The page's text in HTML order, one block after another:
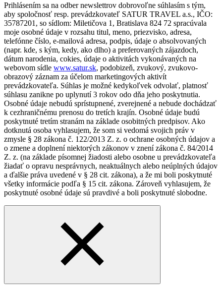
Prihlásením sa na odber newslettrov dobrovoľne súhlasím s tým,
aby spoločnosť resp. prevádzkovateľ SATUR TRAVEL a.s., IČO:
35787201, so sídlom: Miletičova 1, Bratislava 824 72 spracúvala
moje osobné údaje v rozsahu titul, meno, priezvisko, adresa,
telefónne číslo, e-mailová adresa, podpis, údaje o absolvovaných
(napr. kde, s kým, kedy, ako dlho) a preferovaných zájazdoch,
dátum narodenia, cokies, údaje o aktivitách vykonávaných na
webovom sídle www.satur.sk, podobizeň, zvukový, zvukovo-
obrazový záznam za účelom marketingových aktivít
prevádzkovateľa. Súhlas je možné kedykoľvek odvolať, platnosť
súhlasu zanikne po uplynutí 3 rokov odo dňa jeho poskytnutia.
Osobné údaje nebudú sprístupnené, zverejnené a nebude dochádzať
k cezhraničnému prenosu do tretích krajín. Osobné údaje budú
poskytnuté tretím stranám na základe osobitných predpisov. Ako
dotknutá osoba vyhlasujem, že som si vedomá svojich práv v
zmysle § 28 zákona č. 122/2013 Z. z. o ochrane osobných údajov a
o zmene a doplnení niektorých zákonov v znení zákona č. 84/2014
Z. z. (na základe písomnej žiadosti alebo osobne u prevádzkovateľa
žiadať o opravu nesprávnych, neaktuálnych alebo neúplných údajov
a ďalšie práva uvedené v § 28 cit. zákona), a že mi boli poskytnuté
všetky informácie podľa § 15 cit. zákona. Zároveň vyhlasujem, že
poskytnuté osobné údaje sú pravdivé a boli poskytnuté slobodne.